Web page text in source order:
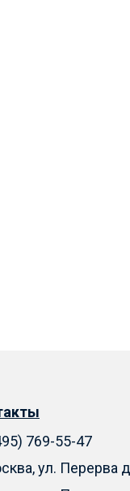
769-55-47
ул.